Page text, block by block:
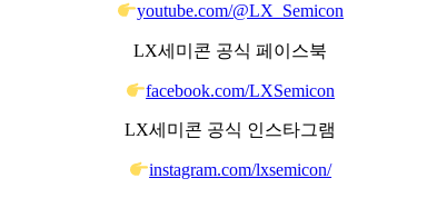
youtube.com/@LX_Semicon
LX세미콘 공식 페이스북
facebook.com/LXSemicon
LX세미콘 공식 인스타그램
instagram.com/lxsemicon/